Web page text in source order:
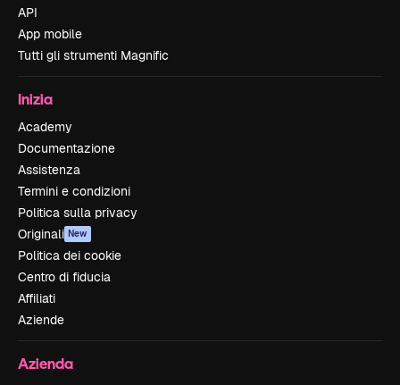
API
App mobile
Tutti gli strumenti Magnific
Inizia
Academy
Documentazione
Assistenza
Termini e condizioni
Politica sulla privacy
Originali New
Politica dei cookie
Centro di fiducia
Affiliati
Aziende
Azienda